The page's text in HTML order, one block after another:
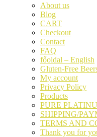
About us
Blog
CART
Checkout
Contact
FAQ
főoldal – English
Gluten-Free
My account
Privacy Policy
Products
PURE
SHIPPING/
TERMS AND
Thank you for